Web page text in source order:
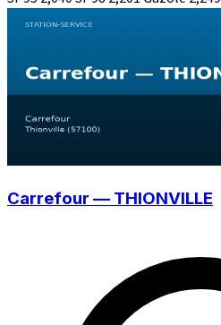
Carrefour — THIONVILLE